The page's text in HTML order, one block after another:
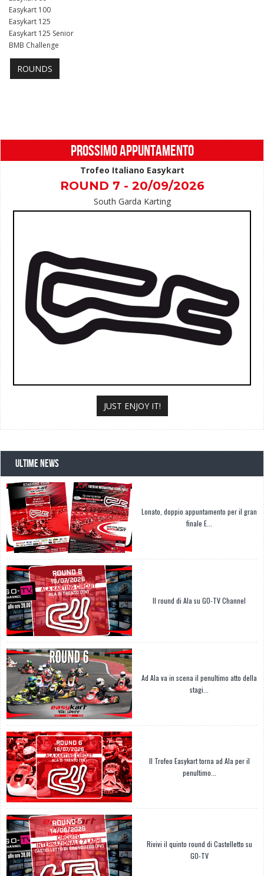
Easykart 100
Easykart 125
Easykart 125 Senior
BMB Challenge
ROUNDS
PROSSIMO APPUNTAMENTO
Trofeo Italiano Easykart
ROUND 7 - 20/09/2026
South Garda Karting
JUST ENJOY IT!
ULTIME NEWS
Lonato, doppio appuntamento per il gran
finale E...
Il round di Ala su GO-TV Channel
Ad Ala va in scena il penultimo atto della
stagi...
Il Trofeo Easykart torna ad Ala per il
penultimo...
Rivivi il quinto round di Castelletto su
GO-TV